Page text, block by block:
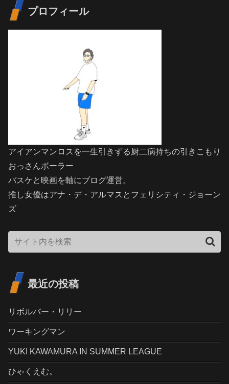
プロフィール
アイアンマンロスを一生引きずる厨二病持ちの引きこもり
おっさんボーラー
バスケと映画を軸にブログ運営。
推し女優はアナ・デ・アルマスとフェリシティ・ジョーン
ズ
最近の投稿
リボルバー・リリー
ワーキングマン
YUKI KAWAMURA IN SUMMER LEAGUE
ひゃくえむ。